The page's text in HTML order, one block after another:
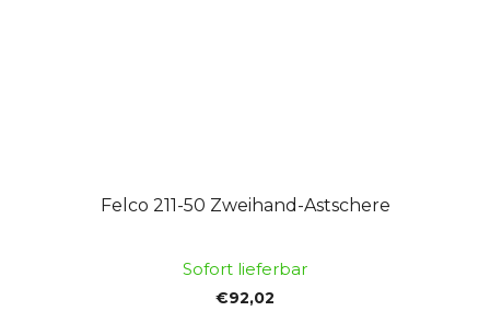
Felco 211-50 Zweihand-Astschere
Sofort lieferbar
€92,02